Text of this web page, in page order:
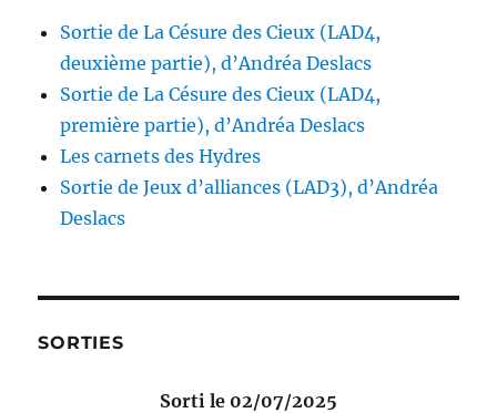
Sortie de La Césure des Cieux (LAD4,
deuxième partie), d’Andréa Deslacs
Sortie de La Césure des Cieux (LAD4,
première partie), d’Andréa Deslacs
Les carnets des Hydres
Sortie de Jeux d’alliances (LAD3), d’Andréa
Deslacs
SORTIES
Sorti le 02/07/2025